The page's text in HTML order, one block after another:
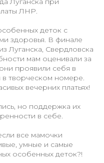
ЛНР.
деток с
здоровья. В финале
Луганска, Свердловска
мам оценивали за
проявили себя в
в творческом номере.
вечерних платьях!
но поддержка их
в себе.
все мамочки
умные и самые
особенных деток?!